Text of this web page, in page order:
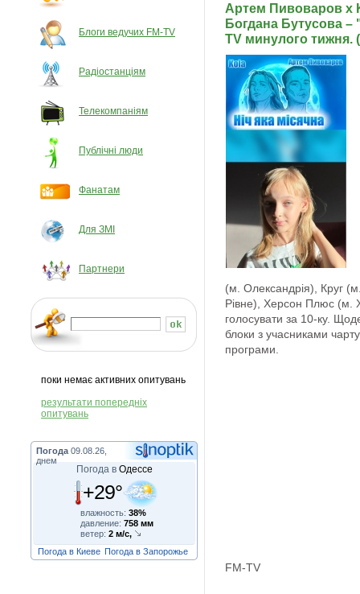
Блоги ведучих FM-TV
Радіостанціям
Телекомпаніям
Публічні люди
Фанатам
Для ЗМІ
Партнери
поки немає активних опитувань
результати попередніх
опитувань
Погода 09.08.26,
днем
Погода в Одессе
+29°
влажность: 38%
давление: 758 мм
ветер: 2 м/с,
Погода в Киеве Погода в Запорожье
Артем Пивоваров х
Богдана Бутусова –
TV минулого тижня.
(м. Олександрія), Круг
Рівне), Херсон Плюс (м.
голосувати за 10-ку.
блоки з учасниками
програми.
FM-TV